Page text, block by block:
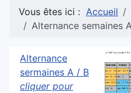
Vous êtes ici : Accueil
Alternance semaines
Alternance
sermaines A / B
cliquer pour